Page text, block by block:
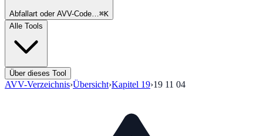
Abfallart oder AVV-Code…⌘K
Alle Tools
Über dieses Tool
AVV-Verzeichnis›Übersicht›Kapitel 19›19 11 04